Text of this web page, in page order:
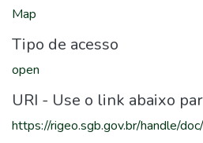
Map
Tipo de acesso
open
URI - Use o link abaixo
https://rigeo.sgb.gov.br/handle/